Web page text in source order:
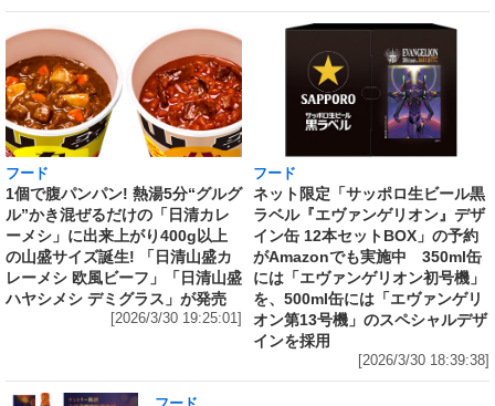
フード
1個で腹パンパン! 熱湯5分“グルグ
ル”かき混ぜるだけの「日清カレ
ーメシ」に出来上がり400g以上
の山盛サイズ誕生! 「日清山盛カ
レーメシ 欧風ビーフ」「日清山盛
ハヤシメシ デミグラス」が発売
[2026/3/30 19:25:01]
フード
ネット限定「サッポロ生ビール黒
ラベル『エヴァンゲリオン』デザ
イン缶 12本セットBOX」の予約
がAmazonでも実施中 350ml缶
には「エヴァンゲリオン初号機」
を、500ml缶には「エヴァンゲリ
オン第13号機」のスペシャルデザ
インを採用
[2026/3/30 18:39:38]